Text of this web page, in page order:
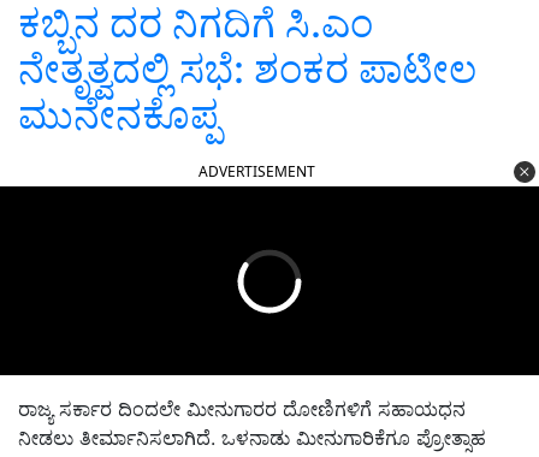
ಕಬ್ಬಿನ ದರ ನಿಗದಿಗೆ ಸಿ.ಎಂ
ನೇತೃತ್ವದಲ್ಲಿ ಸಭೆ: ಶಂಕರ ಪಾಟೀಲ
ಮುನೇನಕೊಪ್ಪ
ADVERTISEMENT
ರಾಜ್ಯ ಸರ್ಕಾರ ದಿಂದಲೇ ಮೀನುಗಾರರ ದೋಣಿಗಳಿಗೆ ಸಹಾಯಧನ
ನೀಡಲು ತೀರ್ಮಾನಿಸಲಾಗಿದೆ. ಒಳನಾಡು ಮೀನುಗಾರಿಕೆಗೂ ಪ್ರೋತ್ಸಾಹ